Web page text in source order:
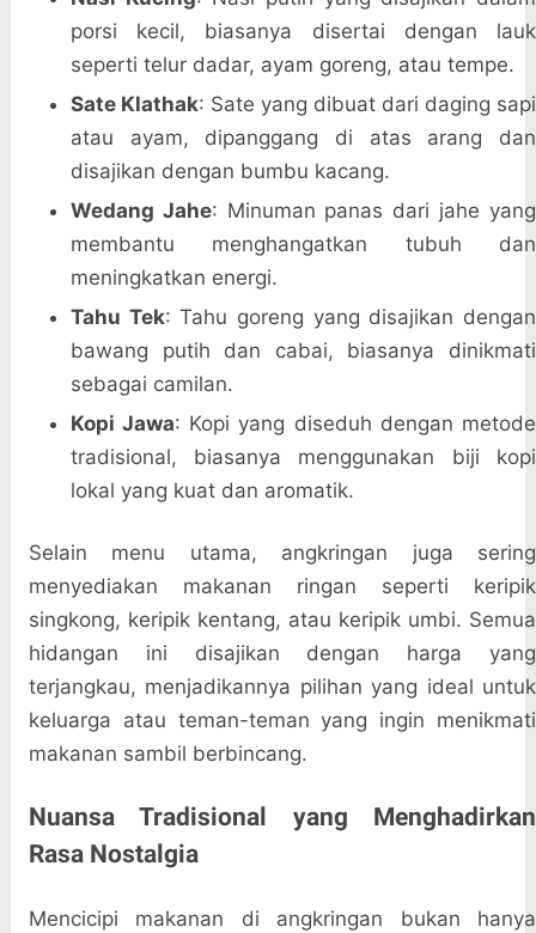
porsi kecil, biasanya disertai dengan lauk
seperti telur dadar, ayam goreng, atau tempe.
Sate Klathak: Sate yang dibuat dari daging sapi
atau ayam, dipanggang di atas arang dan
disajikan dengan bumbu kacang.
Wedang Jahe: Minuman panas dari jahe yang
membantu menghangatkan tubuh dan
meningkatkan energi.
Tahu Tek: Tahu goreng yang disajikan dengan
bawang putih dan cabai, biasanya dinikmati
sebagai camilan.
Kopi Jawa: Kopi yang diseduh dengan metode
tradisional, biasanya menggunakan biji kopi
lokal yang kuat dan aromatik.
Selain menu utama, angkringan juga sering
menyediakan makanan ringan seperti keripik
singkong, keripik kentang, atau keripik umbi. Semua
hidangan ini disajikan dengan harga yang
terjangkau, menjadikannya pilihan yang ideal untuk
keluarga atau teman-teman yang ingin menikmati
makanan sambil berbincang.
Nuansa Tradisional yang Menghadirkan
Rasa Nostalgia
Mencicipi makanan di angkringan bukan hanya